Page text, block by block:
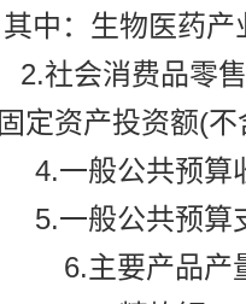
其中：生物医药产
2.社会消费品零
固定资产投资额(不
4.一般公共预算
5.一般公共预算
6.主要产品产